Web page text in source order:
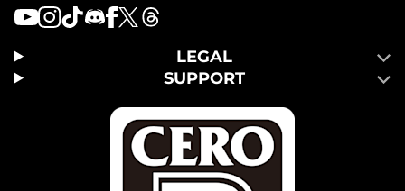
LEGAL
SUPPORT